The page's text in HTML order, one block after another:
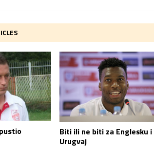
Biti ili ne biti za Englesku i
Urugvaj